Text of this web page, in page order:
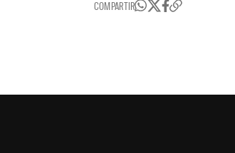
COMPARTIR